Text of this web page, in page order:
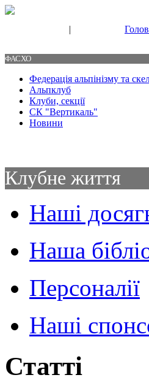
|
ФАСХО
Федерація альпінізму та
Альпклуб
Клуби, секції
СК "Вертикаль"
Новини
Клубне життя
Наші
Наша
Персоналії
Наші
Статті